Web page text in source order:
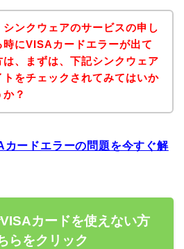
シンクウェアのサービスの申し
時にVISAカードエラーが出て
は、まずは、下記シンクウェア
トをチェックされてみてはいか
？
カードエラーの問題を今すぐ解
カードを使えない方
らをクリック